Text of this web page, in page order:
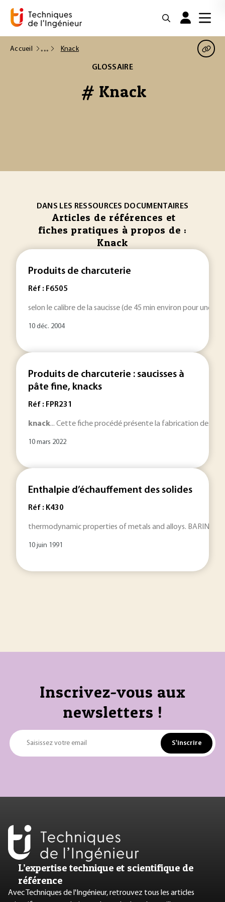
Accueil Knack
GLOSSAIRE
# Knack
DANS LES RESSOURCES DOCUMENTAIRES
Articles de références et
fiches pratiques à propos de :
Knack
Produits de charcuterie
Réf : F6505
selon le calibre de la saucisse (de 45 min environ pour une
10 déc. 2004
Produits de charcuterie : saucisses à
pâte fine, knacks
Réf : FPR231
knack... Cette fiche procédé présente la fabrication des
10 mars 2022
Enthalpie d’échauffement des solides
Réf : K430
thermodynamic properties of metals and alloys. BARIN (I.),
10 juin 1991
Inscrivez-vous aux
newsletters !
Saisissez votre email S'inscrire
L’expertise technique et scientifique de
référence
Avec Techniques de l'Ingénieur, retrouvez tous les articles